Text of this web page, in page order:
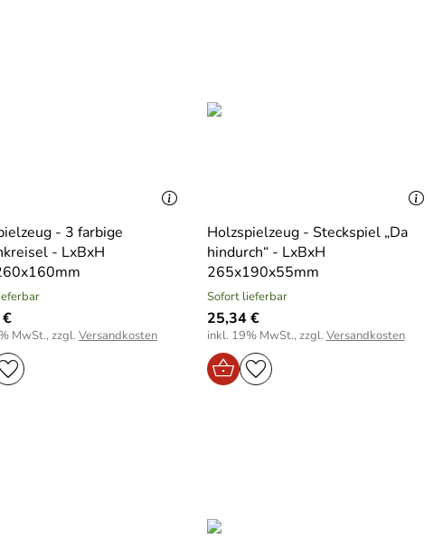
- 3 farbige
- LxBxH
MwSt., zzgl. Versandkosten
Holzspielzeug - Steckspiel „Da
hindurch“ - LxBxH
265x190x55mm
Sofort lieferbar
25,34 €
inkl. 19% MwSt., zzgl. Versandkosten